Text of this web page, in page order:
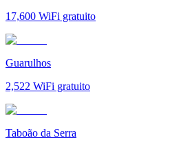
17,600 WiFi gratuito
Guarulhos
2,522 WiFi gratuito
Taboão da Serra